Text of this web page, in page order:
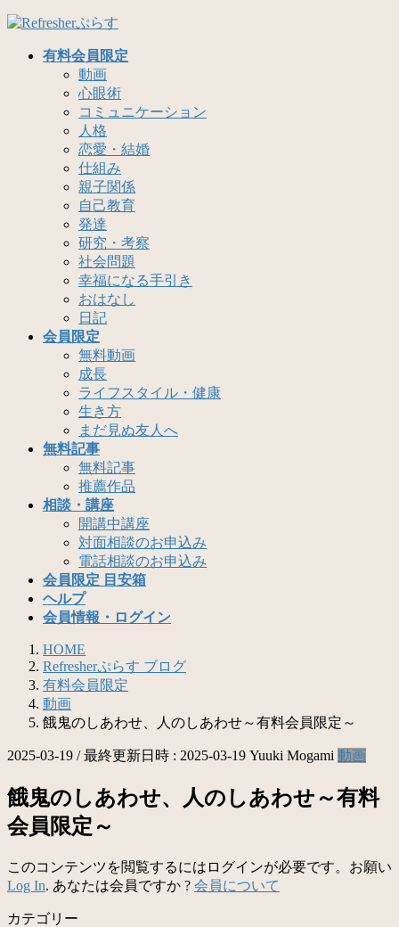
コ
ナ
有料会員限定
動画
心眼術
コミュニケーション
人格
恋愛・結婚
仕組み
親子関係
自己教育
発達
研究・考察
社会問題
幸福になる手引き
おはなし
日記
会員限定
無料動画
成長
ライフスタイル・健康
生き方
まだ見ぬ友人へ
無料記事
無料記事
推薦作品
相談・講座
開講中講座
対面相談のお申込み
電話相談のお申込み
会員限定 目安箱
ヘルプ
会員情報・ログイン
HOME
Refresherぷらす ブログ
有料会員限定
動画
餓鬼のしあわせ、人のしあわせ～有料会員限定～
2025-03-19 / 最終更新日時 : 2025-03-19 Yuuki Mogami 動画
餓鬼のしあわせ、人のしあわせ～有料
会員限定～
このコンテンツを閲覧するにはログインが必要です。お願い
Log In. あなたは会員ですか ? 会員について
カテゴリー